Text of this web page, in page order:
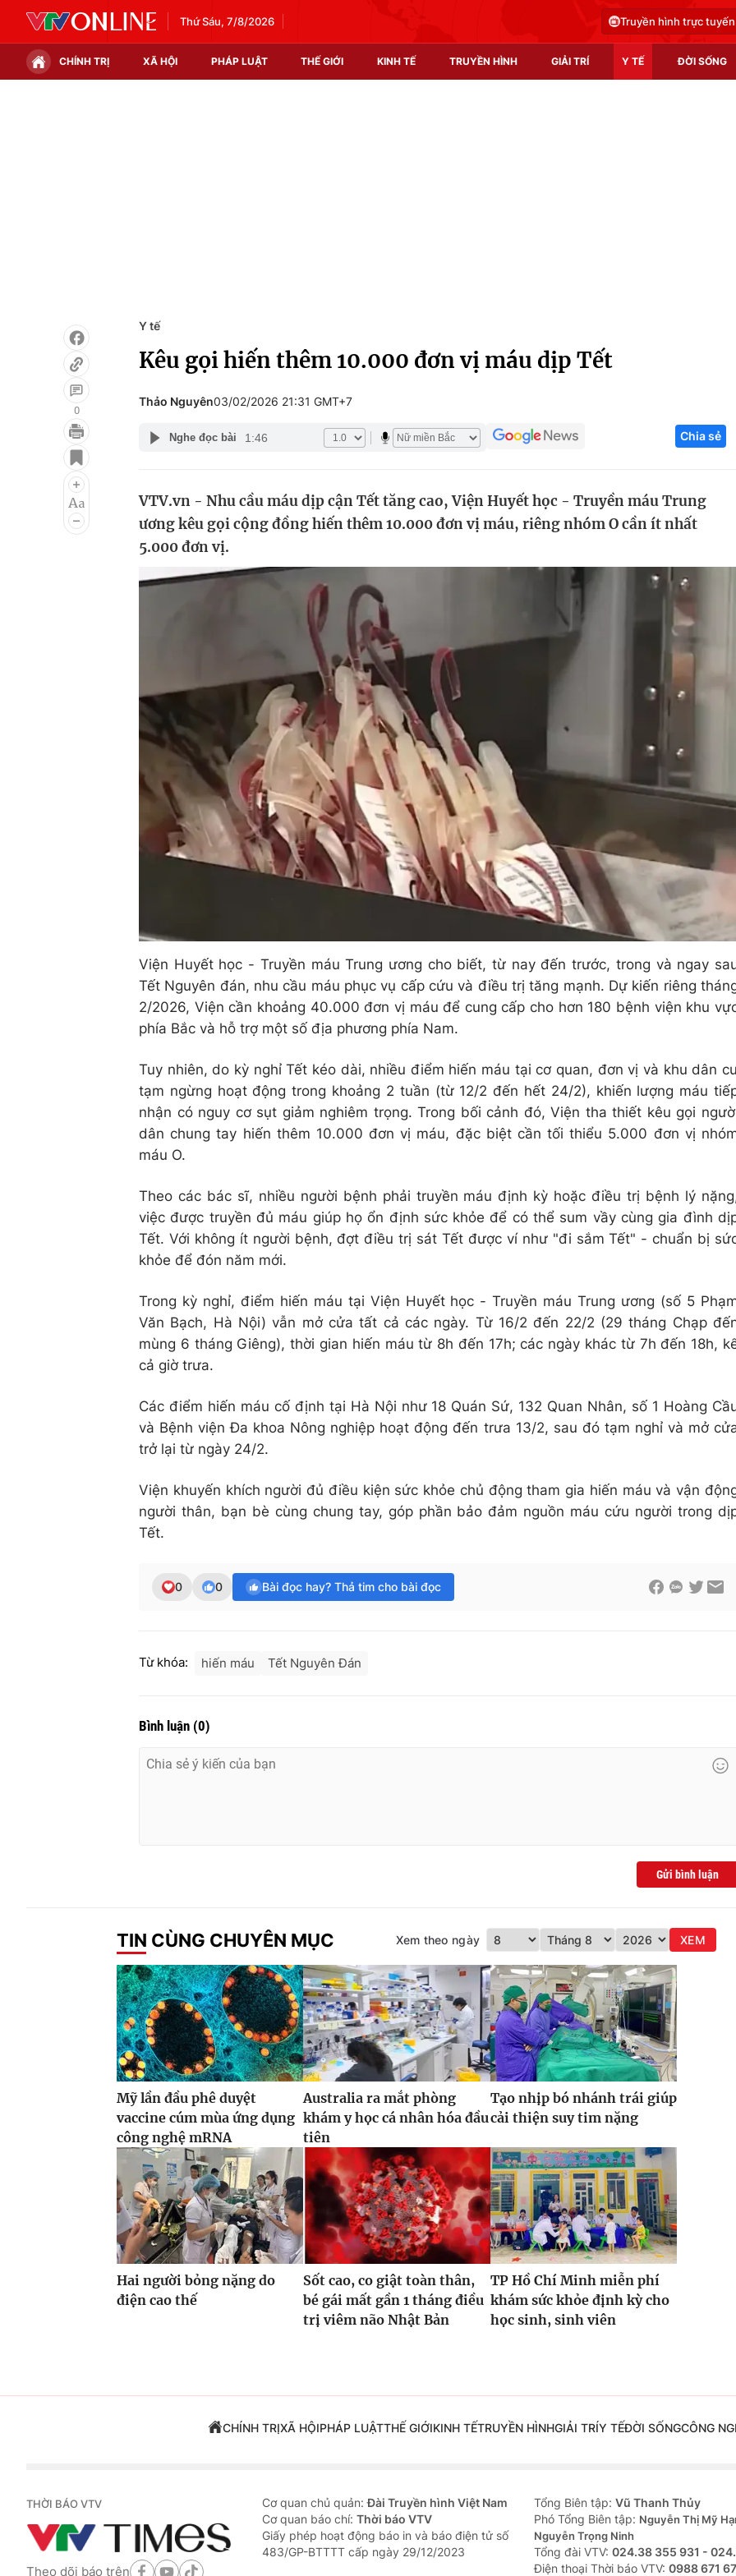
Thứ Sáu, 7/8/2026 Truyền hình trực tuyến
CHÍNH TRỊ XÃ HỘI PHÁP LUẬT THẾ GIỚI KINH TẾ TRUYỀN HÌNH GIẢI TRÍ Y TẾ ĐỜI SỐNG
Điện ảnh
Âm nhạc
Làm đẹp
Giáo dục
Học trực tuyến
Công nghệ
Sản phẩm
Tư vấn
0
Y tế
Kêu gọi hiến thêm 10.000 đơn vị máu dịp Tết
Thảo Nguyên03/02/2026 21:31 GMT+7
Nghe đọc bài 1:46 Chia sẻ
VTV.vn - Nhu cầu máu dịp cận Tết tăng cao, Viện Huyết học - Truyền máu Trung
ương kêu gọi cộng đồng hiến thêm 10.000 đơn vị máu, riêng nhóm O cần ít nhất
5.000 đơn vị.
Viện Huyết học - Truyền máu Trung ương cho biết, từ nay đến trước, trong và ngay
Tết Nguyên đán, nhu cầu máu phục vụ cấp cứu và điều trị tăng mạnh. Dự kiến riêng
2/2026, Viện cần khoảng 40.000 đơn vị máu để cung cấp cho hơn 180 bệnh viện khu
phía Bắc và hỗ trợ một số địa phương phía Nam.
Tuy nhiên, do kỳ nghỉ Tết kéo dài, nhiều điểm hiến máu tại cơ quan, đơn vị và khu dân
tạm ngừng hoạt động trong khoảng 2 tuần (từ 12/2 đến hết 24/2), khiến lượng máu
nhận có nguy cơ sụt giảm nghiêm trọng. Trong bối cảnh đó, Viện tha thiết kêu gọi
dân chung tay hiến thêm 10.000 đơn vị máu, đặc biệt cần tối thiểu 5.000 đơn vị
máu O.
Theo các bác sĩ, nhiều người bệnh phải truyền máu định kỳ hoặc điều trị bệnh lý
việc được truyền đủ máu giúp họ ổn định sức khỏe để có thể sum vầy cùng gia đình
Tết. Với không ít người bệnh, đợt điều trị sát Tết được ví như "đi sắm Tết" - chuẩn bị
khỏe để đón năm mới.
Trong kỳ nghỉ, điểm hiến máu tại Viện Huyết học - Truyền máu Trung ương (số 5
Văn Bạch, Hà Nội) vẫn mở cửa tất cả các ngày. Từ 16/2 đến 22/2 (29 tháng Chạp
mùng 6 tháng Giêng), thời gian hiến máu từ 8h đến 17h; các ngày khác từ 7h đến 18h,
cả giờ trưa.
Các điểm hiến máu cố định tại Hà Nội như 18 Quán Sứ, 132 Quan Nhân, số 1 Hoàng
và Bệnh viện Đa khoa Nông nghiệp hoạt động đến trưa 13/2, sau đó tạm nghỉ và mở
trở lại từ ngày 24/2.
Viện khuyến khích người đủ điều kiện sức khỏe chủ động tham gia hiến máu và vận
người thân, bạn bè cùng chung tay, góp phần bảo đảm nguồn máu cứu người trong
Tết.
0 0 Bài đọc hay? Thả tim cho bài đọc
Từ khóa: hiến máu Tết Nguyên Đán
Bình luận (0)
Gửi bình luận
TIN CÙNG CHUYÊN MỤC Xem theo ngày XEM
Mỹ lần đầu phê duyệt
vaccine cúm mùa ứng dụng
công nghệ mRNA
Australia ra mắt phòng
khám y học cá nhân hóa đầu
tiên
Tạo nhịp bó nhánh trái giúp
cải thiện suy tim nặng
Hai người bỏng nặng do
điện cao thế
Sốt cao, co giật toàn thân,
bé gái mất gần 1 tháng điều
trị viêm não Nhật Bản
TP Hồ Chí Minh miễn phí
khám sức khỏe định kỳ cho
học sinh, sinh viên
CHÍNH TRỊXÃ HỘIPHÁP LUẬTTHẾ GIỚIKINH TẾTRUYỀN HÌNHGIẢI TRÍY TẾĐỜI SỐNGCÔNG
THỜI BÁO VTV
Theo dõi báo trên
Cơ quan chủ quản:Đài Truyền hình Việt Nam
Cơ quan báo chí: Thời báo VTV
Giấy phép hoạt động báo in và báo điện tử số
483/GP-BTTTT cấp ngày 29/12/2023
Tổng Biên tập: Vũ Thanh Thủy
Phó Tổng Biên tập: Nguyễn Thị Mỹ
Nguyễn Trọng Ninh
Tổng đài VTV: 024.38 355 931 -
Ðiện thoại Thời báo VTV: 0988 671